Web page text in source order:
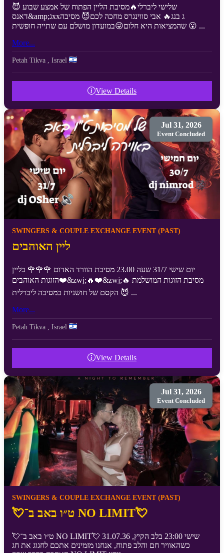
שלישי ליברלי🔥מסיבת הליין הפתוח של אמצע שבוע 😈
דאנס&amp;גxxג בנג🔥 אבי סווינגרס מחכה לכם😈 מסיבה
שהמציאות היא חלום😜במועדון מושלם עם שתייה חופשית 😮 ...
More...
Petah Tikva , Israel
View Details
Jul 31, 2026
Event Concluded
SWINGERS & COUPLE EXCHANGE EVENT (PAST)
ליין האוהבים
יום שישי 31/7 שעה 23.00 מסיבת הוורד האדום 🌹🌹🌹 בליין
הזוגות האוהבים❤️&zwj;🔥❤️&zwj;🔥 מסיבת הזוגות המושלמת
😈 הקסם של חושניות במסיבה ליברלית ...
More...
Petah Tikva , Israel
View Details
Jul 31, 2026
Event Concluded
SWINGERS & COUPLE EXCHANGE EVENT (PAST)
💘ט״ו באב ב־ NO LIMIT💘
💘ט״ו באב ב־ NO LIMIT💘 31.07.36 שישי 23:00 בלב הקיץ,
כשהאוויר חם והלב פתוח, אנחנו מזמינים אתכם לחגוג את חג